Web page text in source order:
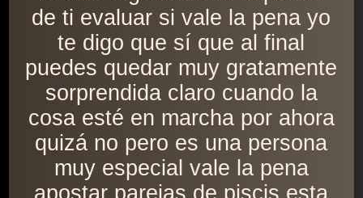
de ti evaluar si vale la pena yo
te digo que sí que al final
puedes quedar muy gratamente
sorprendida claro cuando la
cosa esté en marcha por ahora
quizá no pero es una persona
muy especial vale la pena